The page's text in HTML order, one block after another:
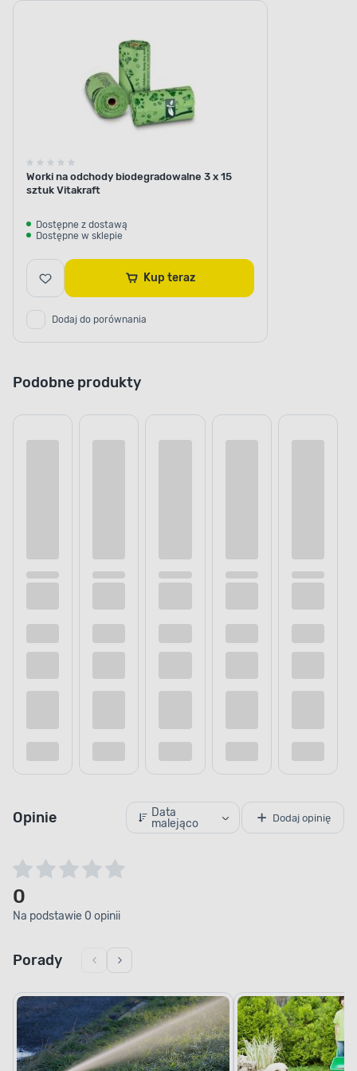
z biopolimeru
nie zagrażając przyrodzie. Wybierz worki, które
będą w pełni bezpieczne dla Ciebie i środowiska.
MOŻLIWOŚĆ KOMPOSTOWANIA
Bezpieczne środowisko
BIOworki kompostowalne na odchody
STARCHBAG 8 rolek x 15 szt., kol. zielony
Worki na odchody biodegradowalne 3 x 15
sztuk Vitakraft
Dostępne z dostawą
Dostępne w sklepie
Kup teraz
Dodaj do porównania
Podobne produkty
Opinie
Data
malejąco
Dodaj opinię
0
Na podstawie 0 opinii
Porady